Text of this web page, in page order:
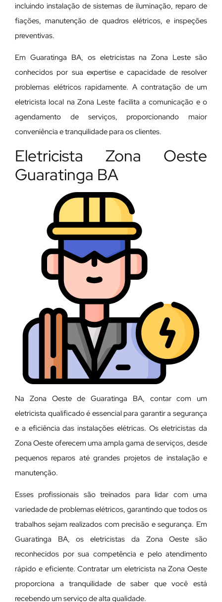
incluindo instalação de sistemas de iluminação, reparo de
fiações, manutenção de quadros elétricos, e inspeções
preventivas.
Em Guaratinga BA, os eletricistas na Zona Leste são
conhecidos por sua expertise e capacidade de resolver
problemas elétricos rapidamente. A contratação de um
eletricista local na Zona Leste facilita a comunicação e o
agendamento de serviços, proporcionando maior
conveniência e tranquilidade para os clientes.
Eletricista Zona Oeste
Guaratinga BA
Na Zona Oeste de Guaratinga BA, contar com um
eletricista qualificado é essencial para garantir a segurança
e a eficiência das instalações elétricas. Os eletricistas da
Zona Oeste oferecem uma ampla gama de serviços, desde
pequenos reparos até grandes projetos de instalação e
manutenção.
Esses profissionais são treinados para lidar com uma
variedade de problemas elétricos, garantindo que todos os
trabalhos sejam realizados com precisão e segurança. Em
Guaratinga BA, os eletricistas da Zona Oeste são
reconhecidos por sua competência e pelo atendimento
rápido e eficiente. Contratar um eletricista na Zona Oeste
proporciona a tranquilidade de saber que você está
recebendo um serviço de alta qualidade.